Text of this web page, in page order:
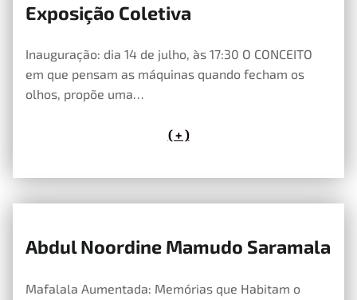
Exposição Coletiva
Inauguração: dia 14 de julho, às 17:30 O CONCEITO
em que pensam as máquinas quando fecham os
olhos, propõe uma…
( + )
Abdul Noordine Mamudo Saramala
Mafalala Aumentada: Memórias que Habitam o